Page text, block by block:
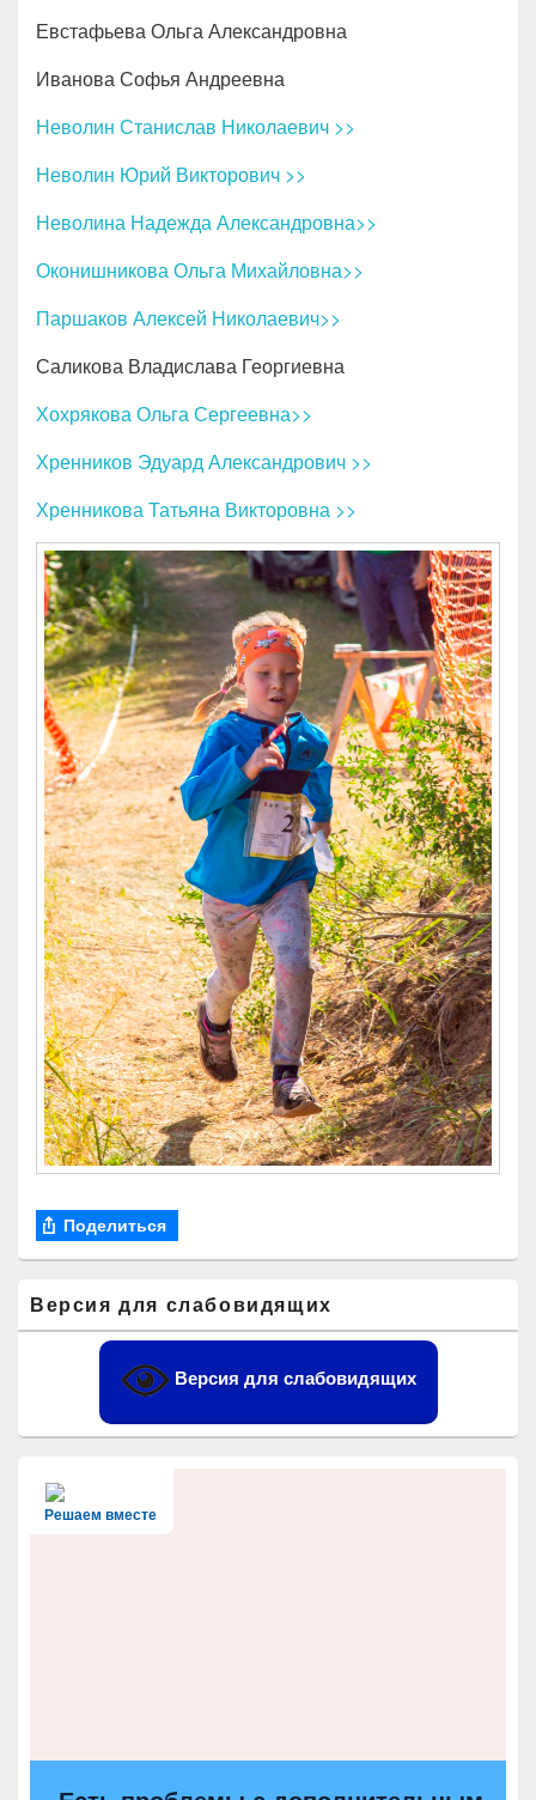
Евстафьева Ольга Александровна
Иванова Софья Андреевна
Неволин Станислав Николаевич >>
Неволин Юрий Викторович >>
Неволина Надежда Александровна>>
Оконишникова Ольга Михайловна>>
Паршаков Алексей Николаевич>>
Саликова Владислава Георгиевна
Хохрякова Ольга Сергеевна>>
Хренников Эдуард Александрович >>
Хренникова Татьяна Викторовна >>
Поделиться
основной
боковой
Версия для слабовидящих
Версия для слабовидящих
Решаем вместе